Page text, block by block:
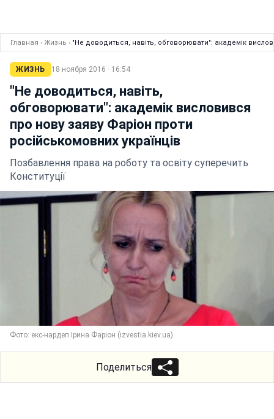
Главная › Жизнь › "Не доводиться, навіть, обговорювати": академік
ЖИЗНЬ 18 ноября 2016 · 16:54
"Не доводиться, навіть,
обговорювати": академік висловився
про нову заяву Фаріон проти
російськомовних українців
Позбавлення права на роботу та освіту суперечить
Конституції
Фото: екс-нардеп Ірина Фаріон (izvestia.kiev.ua)
Поделиться